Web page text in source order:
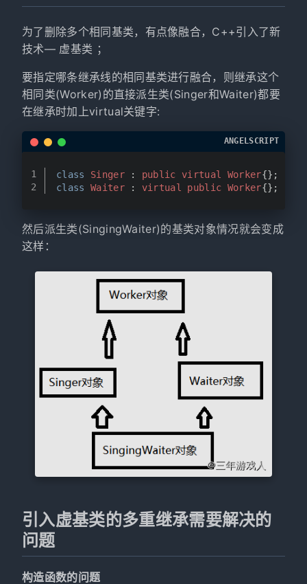
为了删除多个相同基类，有点像融合，C++引入了新
技术— 虚基类 ；
要指定哪条继承线的相同基类进行融合，则继承这个
相同类(Worker)的直接派生类(Singer和Waiter)都要
在继承时加上virtual关键字:
1
2
class Singer : public virtual Worker{};
class
Waiter : virtual public Worker{};
ANGELSCRIPT
然后派生类(SingingWaiter)的基类对象情况就会变成
这样：
引入虚基类的多重继承需要解决的
问题
构造函数的问题